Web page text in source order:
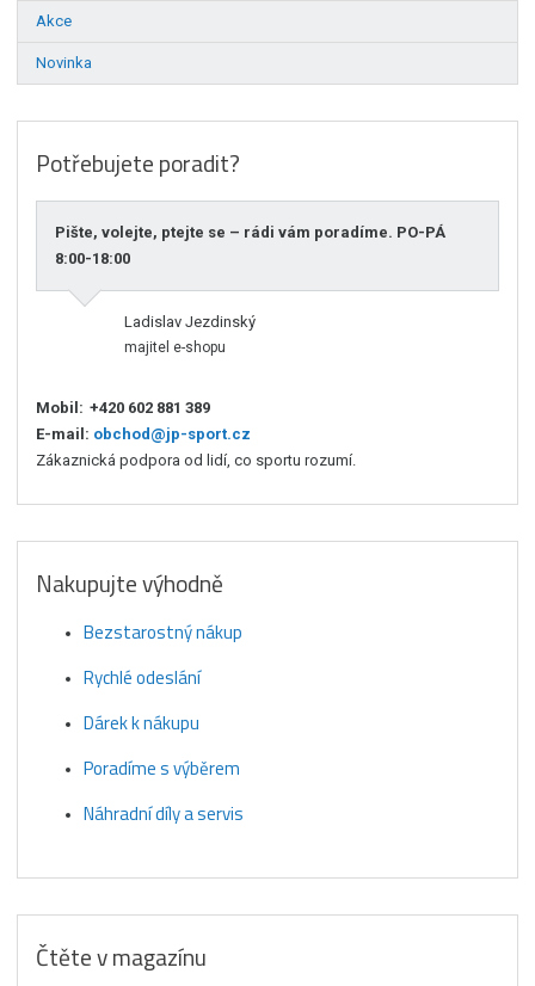
Akce
Novinka
Potřebujete poradit?
Pište, volejte, ptejte se – rádi vám poradíme. PO-PÁ
8:00-18:00
Ladislav Jezdinský
majitel e-shopu
Mobil: +420 602 881 389
E-mail: obchod@jp-sport.cz
Zákaznická podpora od lidí, co sportu rozumí.
Nakupujte výhodně
Bezstarostný nákup
Rychlé odeslání
Dárek k nákupu
Poradíme s výběrem
Náhradní díly a servis
Čtěte v magazínu